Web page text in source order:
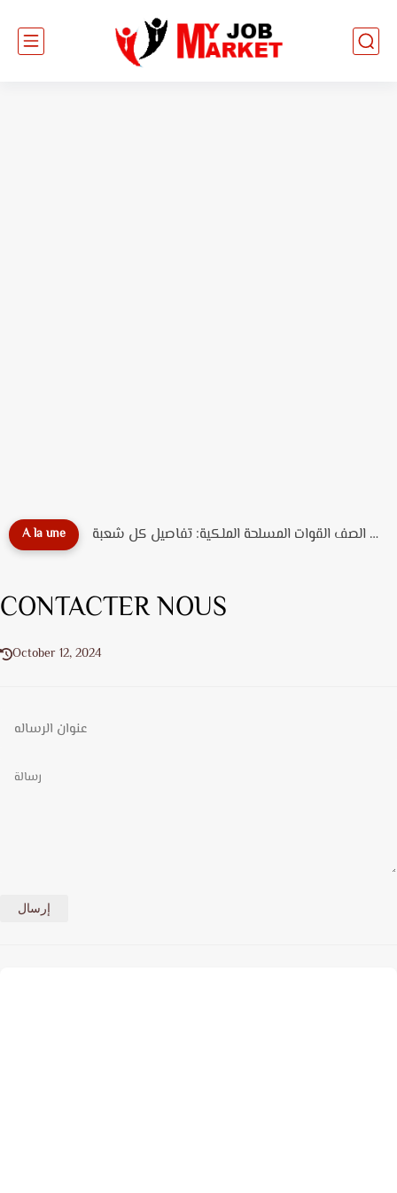
A la une دليل تخصصات ضباط الصف القوات المسلحة الملكية: تفاصيل كل شعبة...
CONTACTER NOUS
October 12, 2024